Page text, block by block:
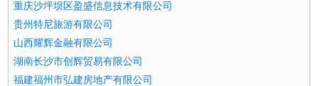
重庆沙坪坝区盈盛信息技术有限公司
贵州特尼旅游有限公司
山西耀辉金融有限公司
湖南长沙市创辉贸易有限公司
福建福州市弘建房地产有限公司